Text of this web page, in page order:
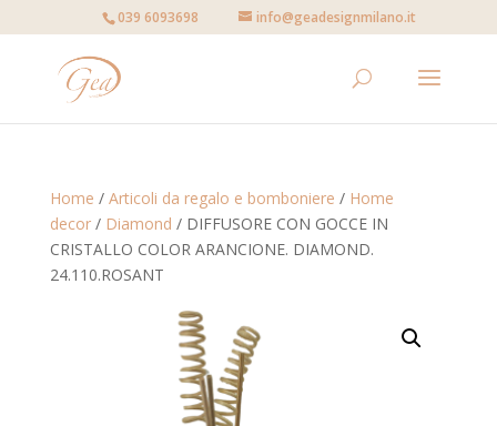
039 6093698 info@geadesignmilano.it
Home / Articoli da regalo e bomboniere / Home
decor/ Diamond / DIFFUSORE CON GOCCE IN
CRISTALLO COLOR ARANCIONE. DIAMOND.
24.110.ROSANT